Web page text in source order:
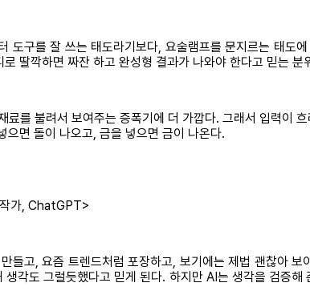
도구를 잘 쓰는 태도라기보다, 요술램프를 문지르는 태도
딸깍하면 짜잔 하고 완성형 결과가 나와야 한다고 믿는 분
를 불려서 보여주는 증폭기에 더 가깝다. 그래서 입력이
면 돌이 나오고, 금을 넣으면 금이 나온다.
가, ChatGPT>
고, 요즘 트렌드처럼 포장하고, 보기에는 제법 괜찮아
각도 그럴듯했다고 믿게 된다. 하지만 AI는 생각을 검증